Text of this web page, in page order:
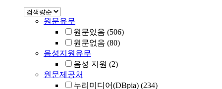
원문유무
원문있음 (506)
원문없음 (80)
음성지원유무
음성 지원 (2)
원문제공처
누리미디어(DBpia) (234)